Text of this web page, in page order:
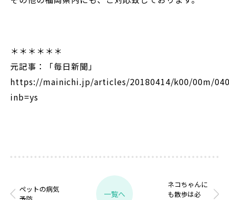
＊＊＊＊＊＊
元記事：「毎日新聞」
https://mainichi.jp/articles/20180414/k00/00m/
inb=ys
ペットの病気
一覧へ
ネコちゃんに
も散歩は必